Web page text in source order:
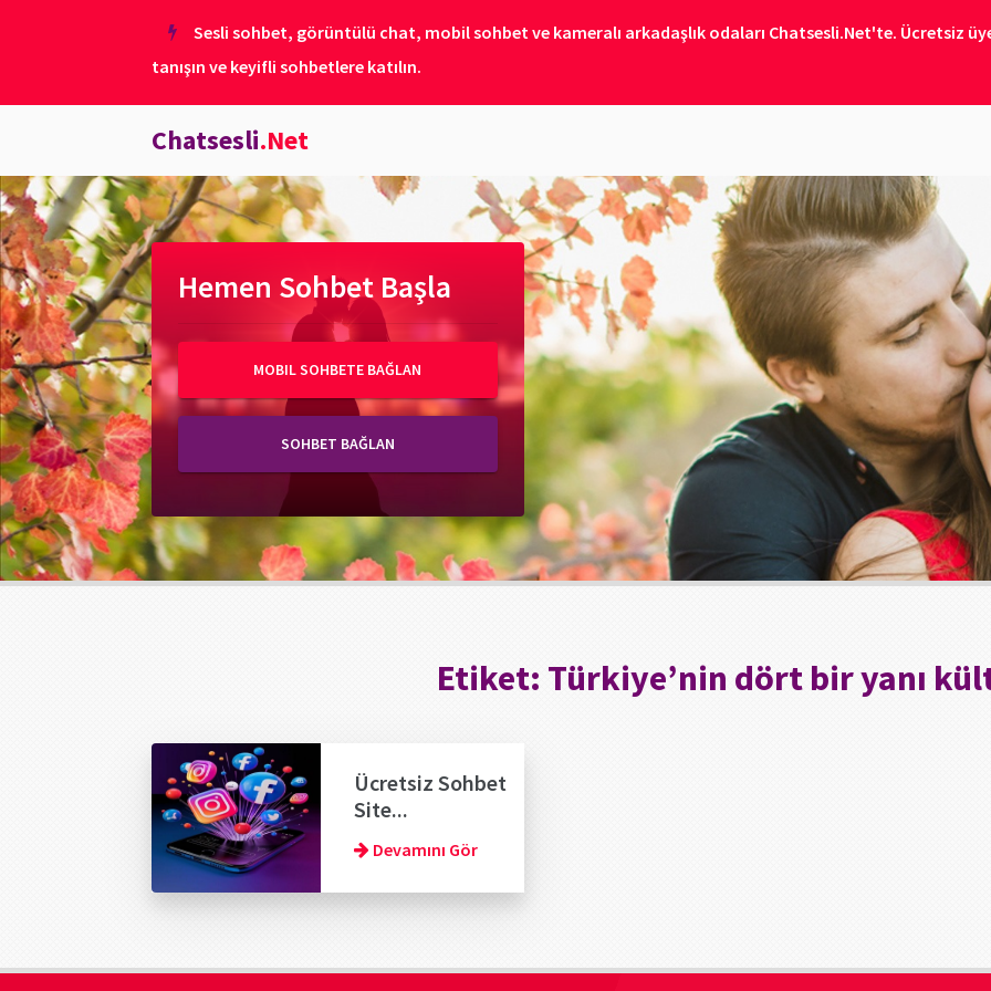
Sesli sohbet, görüntülü chat, mobil sohbet ve kameralı arkadaşlık odaları Chatsesli.Net'te. Ücretsiz
tanışın ve keyifli sohbetlere katılın.
Chatsesli.Net
Hemen Sohbet Başla
MOBIL SOHBETE BAĞLAN
SOHBET BAĞLAN
Etiket: Türkiye’nin dört bir yanı
Ücretsiz Sohbet
Site...
Devamını Gör